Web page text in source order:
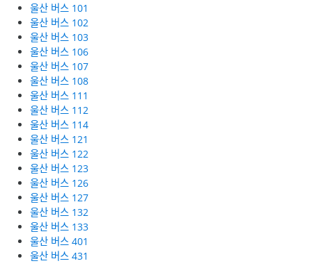
울산 버스 101
울산 버스 102
울산 버스 103
울산 버스 106
울산 버스 107
울산 버스 108
울산 버스 111
울산 버스 112
울산 버스 114
울산 버스 121
울산 버스 122
울산 버스 123
울산 버스 126
울산 버스 127
울산 버스 132
울산 버스 133
울산 버스 401
울산 버스 431